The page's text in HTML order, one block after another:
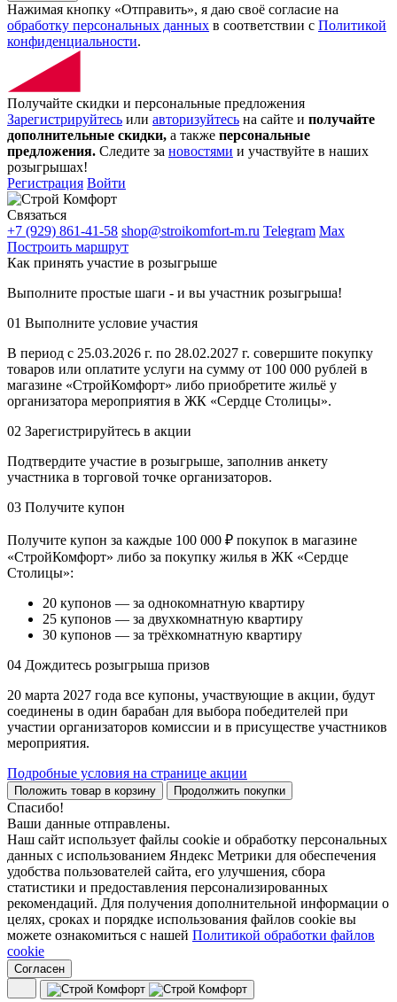
Нажимая кнопку «Отправить», я даю своё согласие на
обработку персональных данных в соответствии с Политикой
конфиденциальности.
Получайте скидки и персональные предложения
Зарегистрируйтесь или авторизуйтесь на сайте и получайте
дополнительные скидки, а также персональные
предложения. Следите за новостями и участвуйте в наших
розыгрышах!
Регистрация Войти
Связаться
+7 (929) 861-41-58 shop@stroikomfort-m.ru Telegram Max
Построить маршрут
Как принять участие в розыгрыше
Выполните простые шаги - и вы участник розыгрыша!
01 Выполните условие участия
В период с 25.03.2026 г. по 28.02.2027 г. совершите покупку
товаров или оплатите услуги на сумму от 100 000 рублей в
магазине «СтройКомфорт» либо приобретите жильё у
организатора мероприятия в ЖК «Сердце Столицы».
02 Зарегистрируйтесь в акции
Подтвердите участие в розыгрыше, заполнив анкету
участника в торговой точке организаторов.
03 Получите купон
Получите купон за каждые 100 000 ₽ покупок в магазине
«СтройКомфорт» либо за покупку жилья в ЖК «Сердце
Столицы»:
20 купонов — за однокомнатную квартиру
25 купонов — за двухкомнатную квартиру
30 купонов — за трёхкомнатную квартиру
04 Дождитесь розыгрыша призов
20 марта 2027 года все купоны, участвующие в акции, будут
соединены в один барабан для выбора победителей при
участии организаторов комиссии и в присуществе участников
мероприятия.
Подробные условия на странице акции
Положить товар в корзину Продолжить покупки
Спасибо!
Ваши данные отправлены.
Наш сайт использует файлы cookie и обработку персональных
данных с использованием Яндекс Метрики для обеспечения
удобства пользователей сайта, его улучшения, сбора
статистики и предоставления персонализированных
рекомендаций. Для получения дополнительной информации о
целях, сроках и порядке использования файлов cookie вы
можете ознакомиться с нашей Политикой обработки файлов
cookie
Согласен